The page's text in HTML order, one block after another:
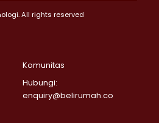
All rights reserved
Komunitas
Hubungi:
enquiry@belirumah.co